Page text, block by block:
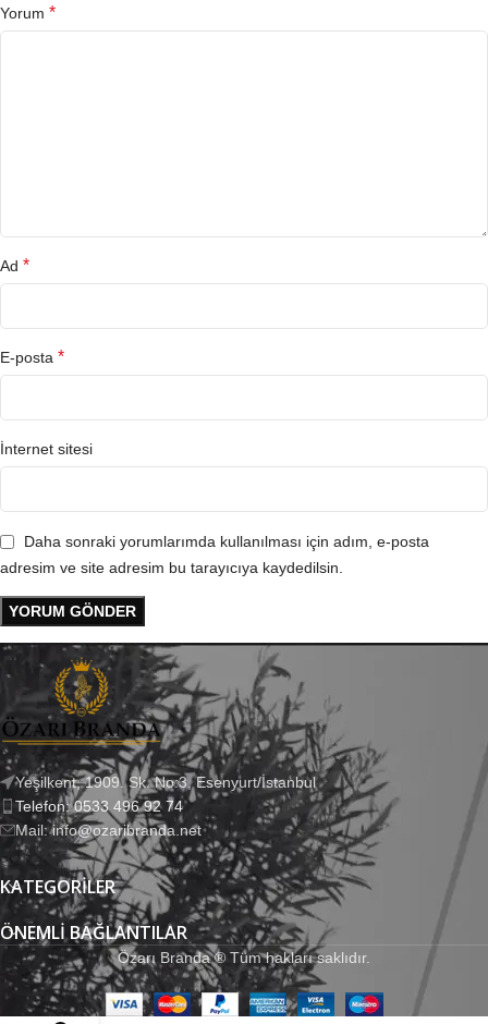
Yorum *
Ad *
E-posta *
İnternet sitesi
Daha sonraki yorumlarımda kullanılması için adım, e-posta
adresim ve site adresim bu tarayıcıya kaydedilsin.
Yeşilkent, 1909. Sk. No:3, Esenyurt/İstanbul
Telefon: 0533 496 92 74
Mail: info@ozaribranda.net
KATEGORILER
ÖNEMLI BAĞLANTILAR
Özarı Branda ® Tüm hakları saklıdır.